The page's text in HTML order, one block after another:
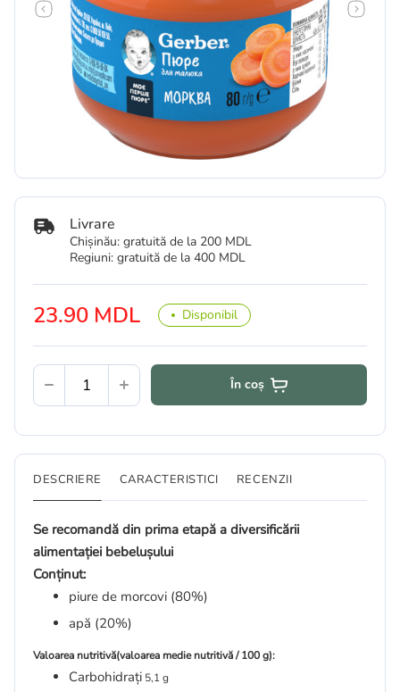
23.90 MDL Disponibil
Livrare
Chișinău: gratuită de la 200 MDL
Regiuni: gratuită de la 400 MDL
În coș
DESCRIERE CARACTERISTICI RECENZII
Se recomandă din prima etapă a diversificării
alimentației bebelușului
Conținut:
piure de morcovi (80%)
apă (20%)
Valoarea nutritivă(valoarea medie nutritivă / 100 g):
Carbohidrați 5,1 g